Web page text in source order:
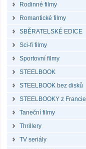
Rodinné filmy
Romantické filmy
SBĚRATELSKÉ EDICE
Sci-fi filmy
Sportovní filmy
STEELBOOK
STEELBOOK bez disků
STEELBOOKY z Francie
Taneční filmy
Thrillery
TV seriály